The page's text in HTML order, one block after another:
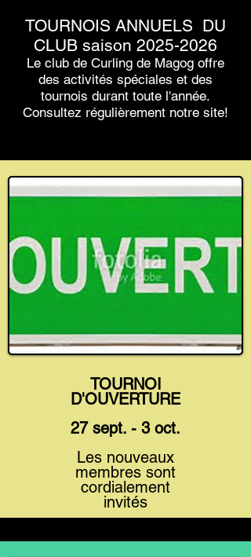
TOURNOIS ANNUELS DU
CLUB saison 2025-2026
Le club de Curling de Magog offre
des activités spéciales et des
tournois durant toute l'année.
Consultez régulièrement notre site!
TOURNOI
D'OUVERTURE
27 sept. - 3 oct.
Les nouveaux
membres sont
cordialement
invités